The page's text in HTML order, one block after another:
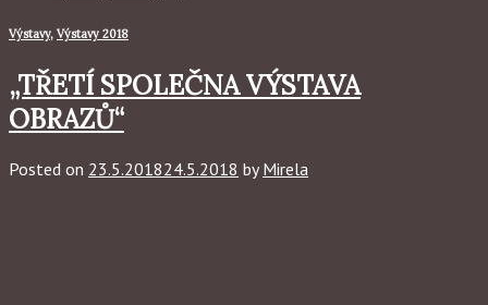
Výstavy, Výstavy 2018
„TŘETÍ SPOLEČNA VÝSTAVA
OBRAZŮ“
Posted on 23.5.201824.5.2018 byMirela